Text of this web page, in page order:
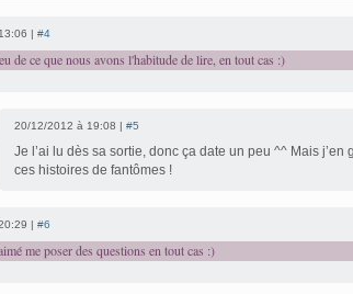
| #4
de ce que nous avons l'habitude de lire, en tout cas :)
20/12/2012 à 19:08 | #5
Je l’ai lu dès sa sortie, donc ça date un peu ^^ Mais j’en
ces histoires de fantômes !
| #6
me poser des questions en tout cas :)